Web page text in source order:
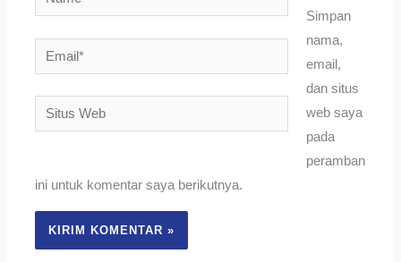
Email*
Situs
Web
Simpan
nama,
email,
dan situs
web saya
pada
peramban
ini untuk komentar saya berikutnya.